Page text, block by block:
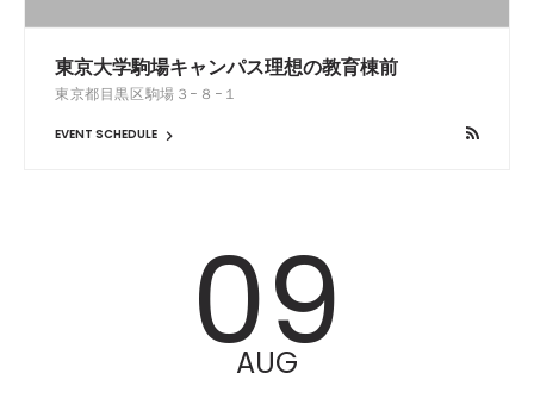
東京大学駒場キャンパス理想の教育棟前
東京都目黒区駒場３−８−１
EVENT SCHEDULE
09
AUG